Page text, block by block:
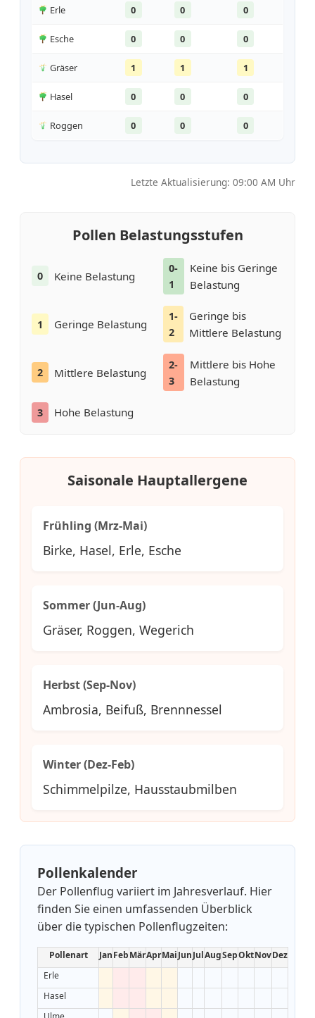
Erle 0 0 0
Esche 0 0 0
Gräser 1 1 1
Hasel 0 0 0
Roggen 0 0 0
Letzte Aktualisierung: 09:00 AM Uhr
Pollen Belastungsstufen
0 Keine Belastung
0-
1
Keine bis Geringe
Belastung
1 Geringe Belastung
1-
2
Geringe bis
Mittlere Belastung
2 Mittlere Belastung
2-
3
Mittlere bis Hohe
Belastung
3 Hohe Belastung
Saisonale Hauptallergene
Frühling (Mrz-Mai)
Birke, Hasel, Erle, Esche
Sommer (Jun-Aug)
Gräser, Roggen, Wegerich
Herbst (Sep-Nov)
Ambrosia, Beifuß, Brennnessel
Winter (Dez-Feb)
Schimmelpilze, Hausstaubmilben
Pollenkalender
Der Pollenflug variiert im Jahresverlauf. Hier
finden Sie einen umfassenden Überblick
über die typischen Pollenflugzeiten:
Pollenart JanFebMärAprMaiJunJulAugSepOktNovDez
Erle
Hasel